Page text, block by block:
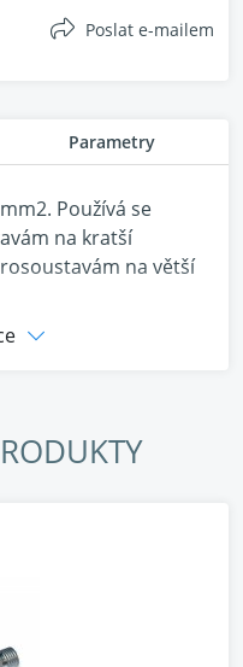
Poslat e-mailem
Parametry
Používá se
na kratší
na větší